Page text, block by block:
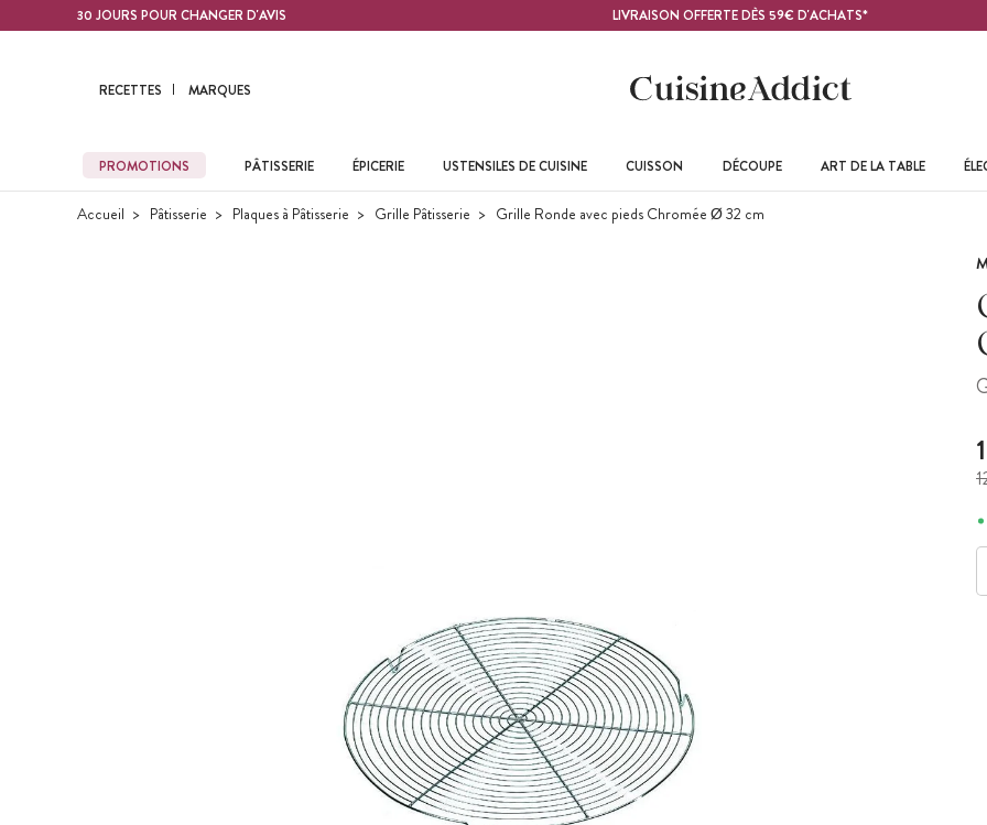
Contenu principal30 JOURS POUR CHANGER D'AVIS LIVRAISON OFFERTE DÈS 59€ D'ACHATS*
RECETTES MARQUES
PROMOTIONS PÂTISSERIE ÉPICERIE USTENSILES DE CUISINE CUISSON DÉCOUPE ART DE LA TABLE
Accueil Pâtisserie Plaques à Pâtisserie Grille Pâtisserie Grille Ronde avec pieds Chromée Ø 32 cm